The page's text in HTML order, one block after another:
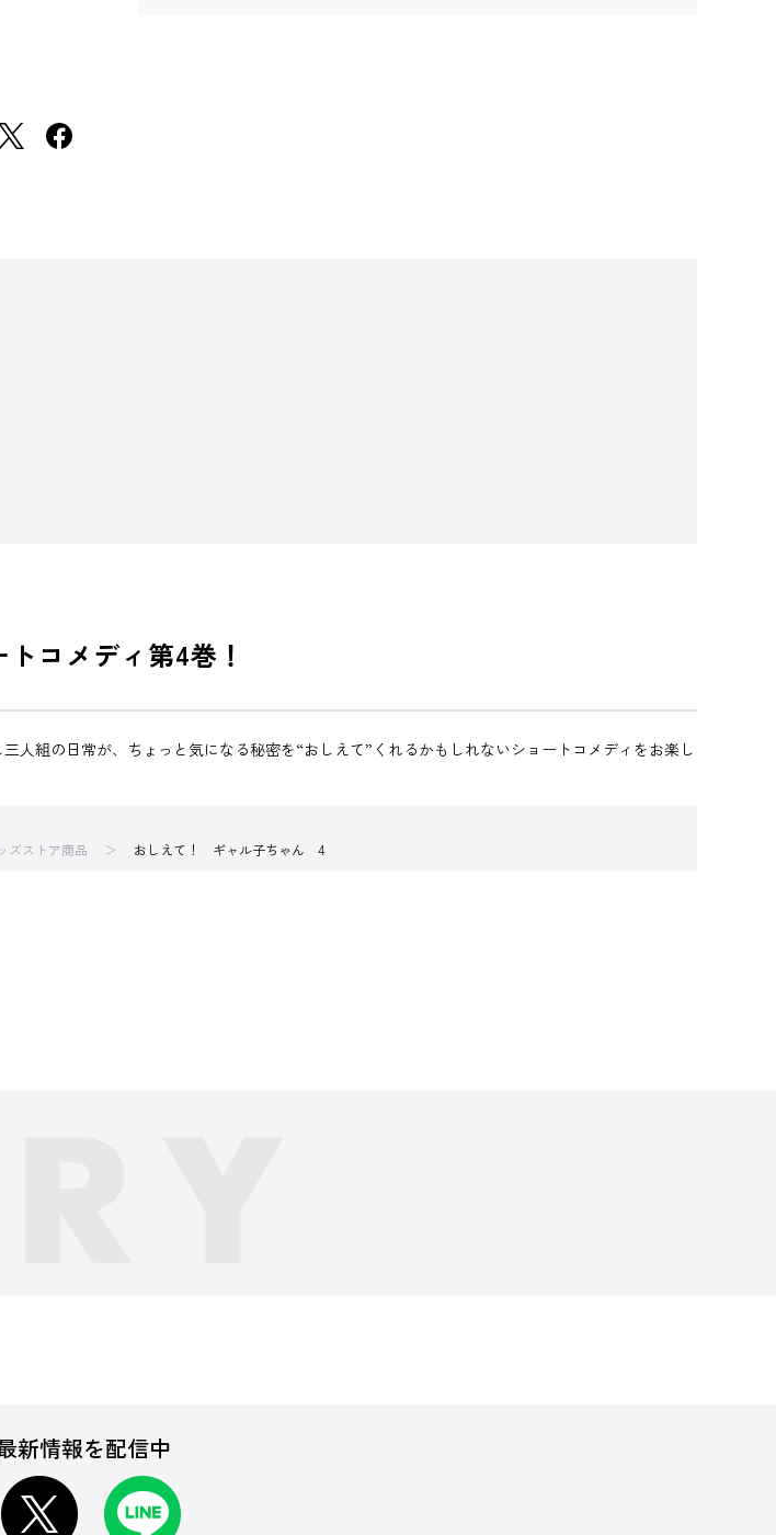
コメディ第4巻！
人組の日常が、ちょっと気になる秘密を“おしえて”くれるかもしれないショートコメディをお楽し
ズストア商品 おしえて！ ギャル子ちゃん 4
新情報を配信中